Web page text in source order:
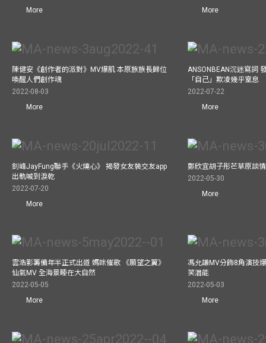
More
More
陳健安《創作者的派對》MV爆肌 本原族族長歸位
喚醒人們創作魂
2022-08-03
More
ANSONBEAN沉迷寫詞
「自己」欺凌幾乎窒息
2022-07-22
More
釗峰JayFung聯手《火燒心》 揭發女友裝交友app
出軌喊到淚乾
2022-07-20
More
鄭欣宜胡子彤芒草原談
2022-05-30
More
雲浩影籌備年半正式出道 媽咪催歌 《願望之翼》
仙氣MV 全海景睡在大自然
2022-05-05
More
馮允謙MV分飾8角演技
笑潛能
2022-05-03
More